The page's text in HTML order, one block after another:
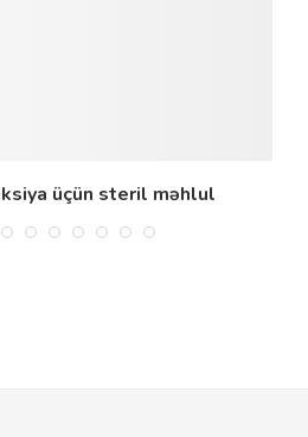
üçün steril məhlul